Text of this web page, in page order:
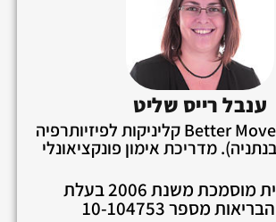
ענבל רייס שליט
מנהלת מכוני Better Move קליניקות לפיזיותרפיה
מדריכת אימון פונקציאונלי
פיזיותרפיסטית מוסמכת משנת 2006 בעלת
מספר 10-104753